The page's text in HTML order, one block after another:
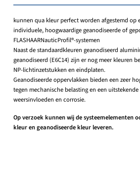
kunnen qua kleur perfect worden afgestemd op
individuele, hoogwaardige geanodiseerde of
FLASHAARNauticProfil®-systemen
Naast de standaardkleuren geanodiseerd
geanodiseerd (E6C14) zijn er nog meer kleuren
NP-lichtinzetstukken en eindplaten.
Geanodiseerde oppervlakken bieden een zeer
tegen mechanische belasting en een
weersinvloeden en corrosie.
Op verzoek kunnen wij de systeemelementen
kleur en geanodiseerde kleur leveren.